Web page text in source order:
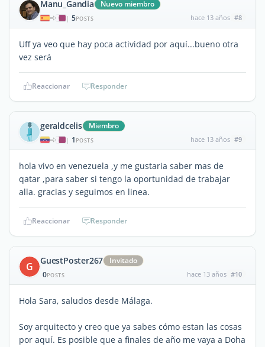
Manu_Gandia Nuevo miembro
| 5POSTS hace 13 años #8
Uff ya veo que hay poca actividad por aquí...bueno otra
vez será
Reaccionar Responder
geraldcelis Miembro
| 1 POSTS hace 13 años #9
hola vivo en venezuela ,y me gustaria saber mas de
qatar ,para saber si tengo la oportunidad de trabajar
alla. gracias y seguimos en linea.
Reaccionar Responder
G GuestPoster267
Invitado
0POSTS hace 13 años #10
Hola Sara, saludos desde Málaga.
Soy arquitecto y creo que ya sabes cómo estan las cosas
por aquí. Es posible que a finales de año me vaya a Doha